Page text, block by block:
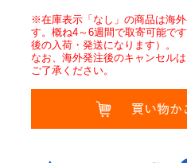
※在庫表示「なし」の商品は海
す。概ね4～6週間で取寄可能で
後の入荷・発送になります）。
なお、海外発注後のキャンセル
ご了承ください。